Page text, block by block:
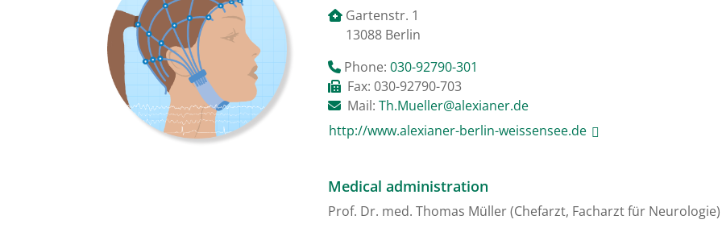
Gartenstr. 1
13088 Berlin
Phone: 030-92790-301
Fax: 030-92790-703
Mail: ed.renaixela@relleuM.hT
http://www.alexianer-berlin-weissensee.de
Medical administration
Prof. Dr. med. Thomas Müller (Chefarzt, Facharzt für Neurologie)